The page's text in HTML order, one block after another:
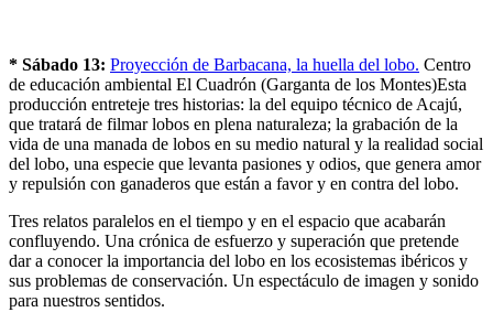
* Sábado 13: Proyección de Barbacana, la huella del lobo. Centro
de educación ambiental El Cuadrón (Garganta de los Montes)Esta
producción entreteje tres historias: la del equipo técnico de Acajú,
que tratará de filmar lobos en plena naturaleza; la grabación de la
vida de una manada de lobos en su medio natural y la realidad social
del lobo, una especie que levanta pasiones y odios, que genera amor
y repulsión con ganaderos que están a favor y en contra del lobo.
Tres relatos paralelos en el tiempo y en el espacio que acabarán
confluyendo. Una crónica de esfuerzo y superación que pretende
dar a conocer la importancia del lobo en los ecosistemas ibéricos y
sus problemas de conservación. Un espectáculo de imagen y sonido
para nuestros sentidos.